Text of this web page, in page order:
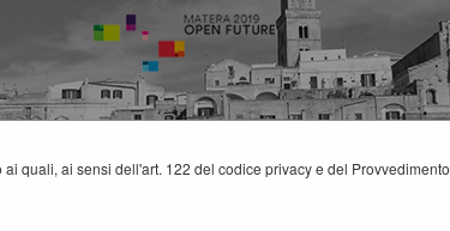
quali, ai sensi dell'art. 122 del codice privacy e del Provvedimento